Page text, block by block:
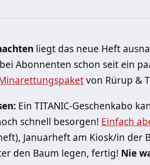
liegt das neue Heft
Abonnenten schon seit ein
von Rürup &
Ein TITANIC-Geschenkabo
schnell besorgen! Einfach
Januarheft am Kiosk/in
den Baum legen, fertig! Nie